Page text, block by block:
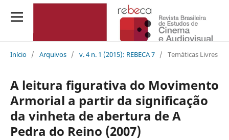
Início / Arquivos / v. 4 n. 1 (2015): REBECA 7 / Temáticas Livres
A leitura figurativa do Movimento
Armorial a partir da significação
da vinheta de abertura de A
Pedra do Reino (2007)